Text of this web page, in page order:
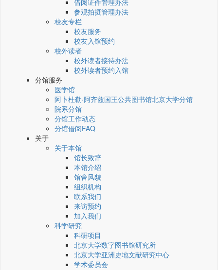
借阅证件管理办法
参观拍摄管理办法
校友专栏
校友服务
校友入馆预约
校外读者
校外读者接待办法
校外读者预约入馆
分馆服务
医学馆
阿卜杜勒·阿齐兹国王公共图书馆北京大学分馆
院系分馆
分馆工作动态
分馆借阅FAQ
关于
关于本馆
馆长致辞
本馆介绍
馆舍风貌
组织机构
联系我们
来访预约
加入我们
科学研究
科研项目
北京大学数字图书馆研究所
北京大学亚洲史地文献研究中心
学术委员会